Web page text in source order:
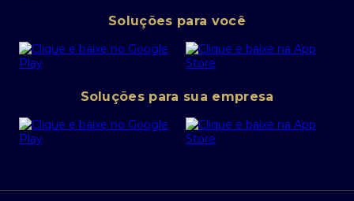
Canal de denúncias
Política de Segurança Cibernética
Portal da Privacidade
PRSAC
Regras e Parâmetros de Atuação Banco Safra
Abra sua conta PJ
SafraPay
Cartão Safra Empresas
Empréstimo e financiamentos PJ
Derivativos
Soluções para você
Soluções para sua empresa